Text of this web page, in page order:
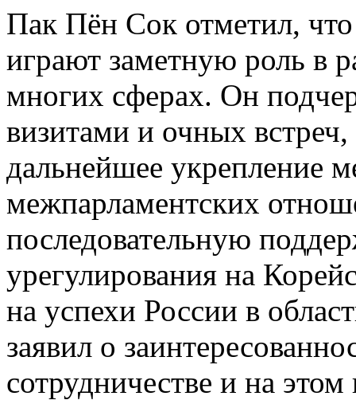
Пак Пён Сок отметил,
играют заметную роль в
многих сферах. Он
визитами и очных
дальнейшее укрепление
межпарламентских
последовательную
урегулирования на
на успехи России в
заявил о
сотрудничестве и на